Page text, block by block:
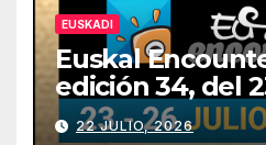
EUSKADI
Euskal
edición 34, del
julio
22 JULIO, 2026